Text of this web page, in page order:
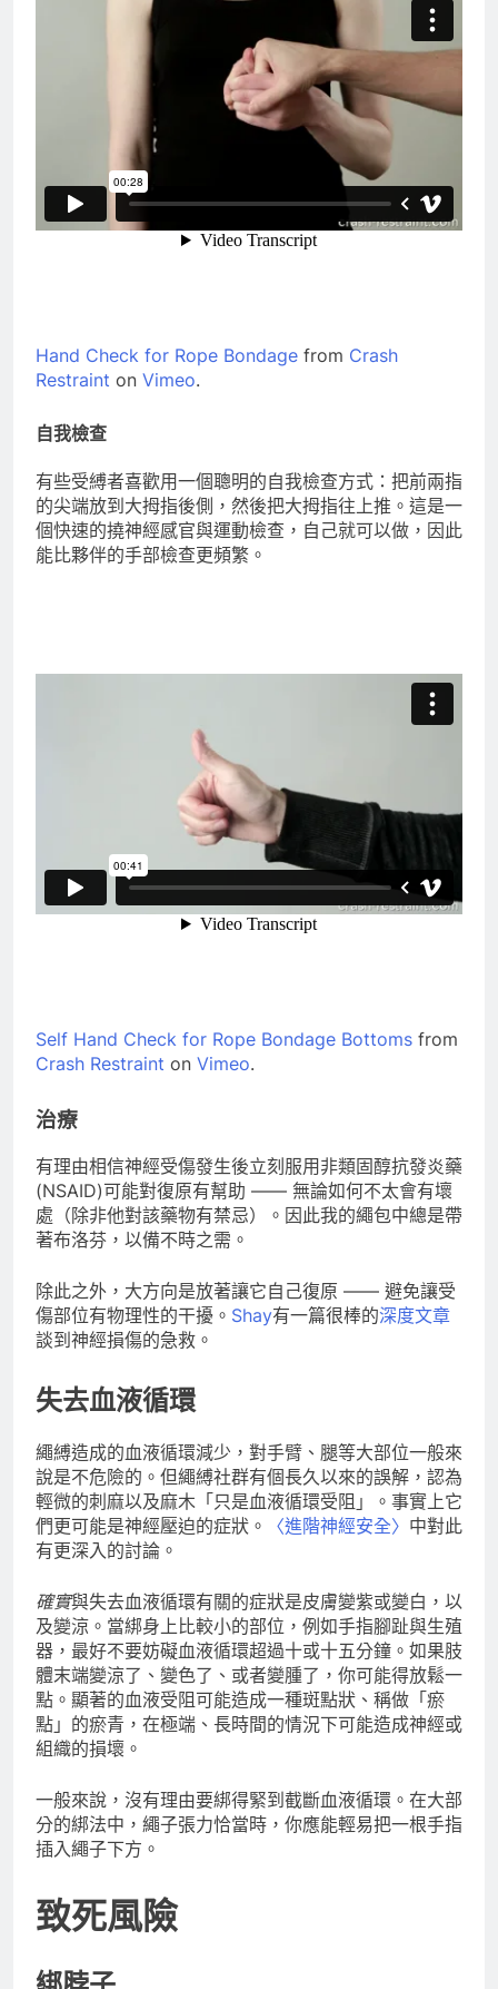
Hand Check for Rope Bondage from Crash
Restraint on Vimeo.
自我檢查
有些受縛者喜歡用一個聰明的自我檢查方式：把前兩指
的尖端放到大拇指後側，然後把大拇指往上推。這是一
個快速的撓神經感官與運動檢查，自己就可以做，因此
能比夥伴的手部檢查更頻繁。
Self Hand Check for Rope Bondage Bottoms from
Crash Restraint on Vimeo.
治療
有理由相信神經受傷發生後立刻服用非類固醇抗發炎藥
(NSAID)可能對復原有幫助 —— 無論如何不太會有壞
處（除非他對該藥物有禁忌）。因此我的繩包中總是帶
著布洛芬，以備不時之需。
除此之外，大方向是放著讓它自己復原 —— 避免讓受
傷部位有物理性的干擾。 Shay有一篇很棒的深度文章
談到神經損傷的急救。
失去血液循環
繩縛造成的血液循環減少，對手臂、腿等大部位一般來
說是不危險的。但繩縛社群有個長久以來的誤解，認為
輕微的刺麻以及麻木「只是血液循環受阻」。事實上它
們更可能是神經壓迫的症狀。
〈進階神經安全〉 中對此
有更深入的討論。
確實與失去血液循環有關的症狀是皮膚變紫或變白，以
及變涼。當綁身上比較小的部位，例如手指腳趾與生殖
器，最好不要妨礙血液循環超過十或十五分鐘。如果肢
體末端變涼了、變色了、或者變腫了，你可能得放鬆一
點。顯著的血液受阻可能造成一種斑點狀、稱做「瘀
點」的瘀青，在極端、長時間的情況下可能造成神經或
組織的損壞。
一般來說，沒有理由要綁得緊到截斷血液循環。在大部
分的綁法中，繩子張力恰當時，你應能輕易把一根手指
插入繩子下方。
致死風險